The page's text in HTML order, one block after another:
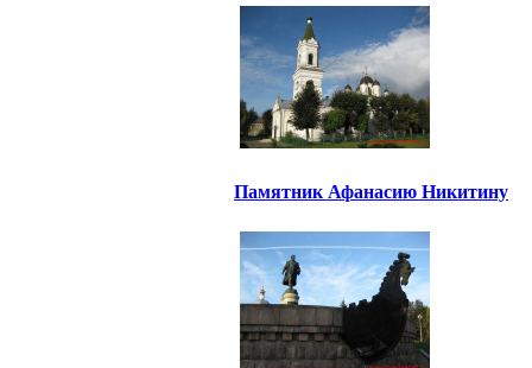
Памятник Афанасию Никитину